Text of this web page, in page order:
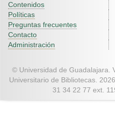
Contenidos
Políticas
Preguntas frecuentes
Contacto
Administración
© Universidad de Guadalajara.
Universitario de Bibliotecas. 2026.
31 34 22 77 ext.